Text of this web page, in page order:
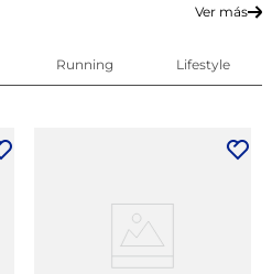
Ver más
Running Lifestyle